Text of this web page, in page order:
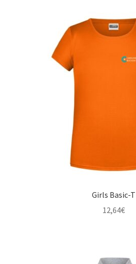
Girls Basic-T
12,64€